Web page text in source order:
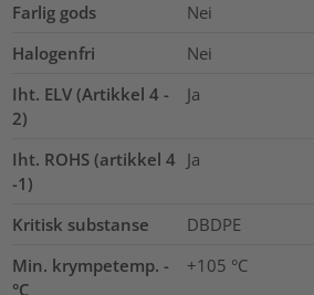
Farlig gods
Nei
Halogenfri
Nei
Iht. ELV (Artikkel 4 -
2)
Ja
Iht. ROHS (artikkel 4
-1)
Ja
Kritisk substanse
DBDPE
Min. krympetemp. -
°C
+105 °C